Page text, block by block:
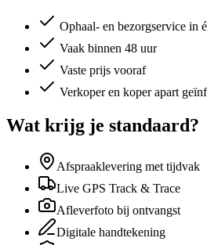
Ophaal- en bezorgservice in
Vaak binnen 48 uur
Vaste prijs vooraf
Verkoper en koper apart
Wat krijg je standaard?
Afspraaklevering met tijdvak
Live GPS Track & Trace
Afleverfoto bij ontvangst
Digitale handtekening